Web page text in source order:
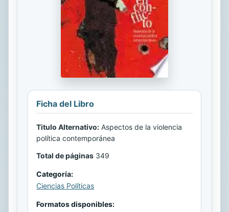
Ficha del Libro
Titulo Alternativo: Aspectos de la violencia
política contemporánea
Total de páginas 349
Categoría:
Ciencias Políticas
Formatos disponibles: